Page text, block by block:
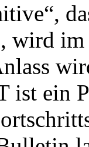
wird
ist ein